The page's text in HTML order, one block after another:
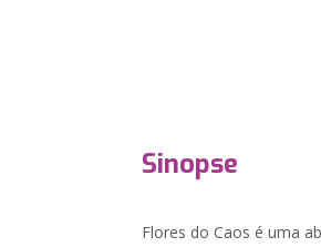
Sinopse
Flores do Caos é uma